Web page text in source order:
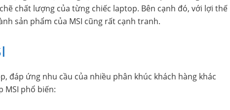
chất lượng của từng chiếc laptop. Bên cạnh đó, với lợi thế
sản phẩm của MSI cũng rất cạnh tranh.
đáp ứng nhu cầu của nhiều phân khúc khách hàng khác
MSI phổ biến: